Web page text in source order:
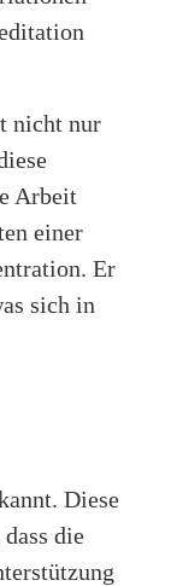
nicht nur
Arbeit
einer
Er
sich in
Diese
die